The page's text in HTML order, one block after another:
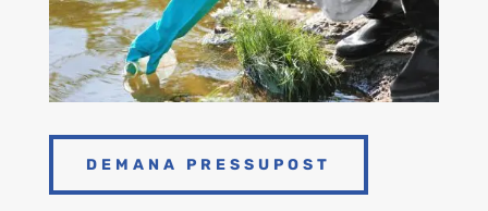
DEMANA PRESSUPOST